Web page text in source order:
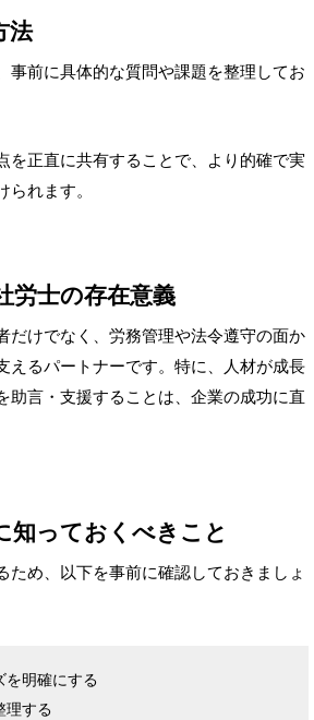
法
事前に具体的な質問や課題を整理してお
を正直に共有することで、より的確で実
れます。
労士の存在意義
だけでなく、労務管理や法令遵守の面か
えるパートナーです。特に、人材が成長
助言・支援することは、企業の成功に直
知っておくべきこと
ため、以下を事前に確認しておきましょ
を明確にする
理する